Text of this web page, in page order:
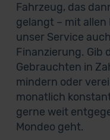
Fahrzeug, das
gelangt – mit
unser Service
Finanzierung. Gib
Gebrauchten in
mindern oder
monatlich
gerne weit
Mondeo geht.